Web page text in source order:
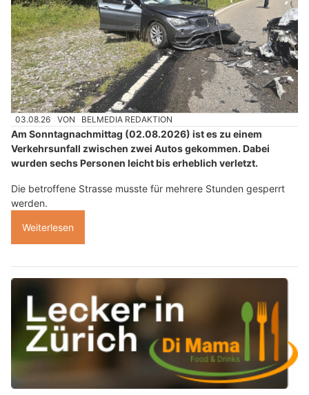
03.08.26 VON BELMEDIA REDAKTION
Am Sonntagnachmittag (02.08.2026) ist es zu einem
Verkehrsunfall zwischen zwei Autos gekommen. Dabei
wurden sechs Personen leicht bis erheblich verletzt.
Die betroffene Strasse musste für mehrere Stunden gesperrt
werden.
Weiterlesen